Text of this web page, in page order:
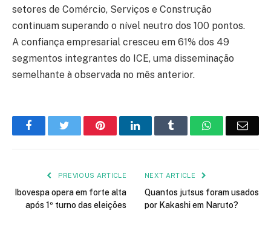
setores de Comércio, Serviços e Construção
continuam superando o nível neutro dos 100 pontos.
A confiança empresarial cresceu em 61% dos 49
segmentos integrantes do ICE, uma disseminação
semelhante à observada no mês anterior.
FacebookTwitter PinterestLinkedIn Tumblr WhatsApp
PREVIOUS ARTICLE
Ibovespa opera em forte alta
após 1º turno das eleições
NEXT ARTICLE
Quantos jutsus foram usados
por Kakashi em Naruto?